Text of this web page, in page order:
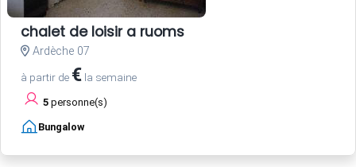
chalet de loisir a ruoms
Ardèche 07
à partir de € la semaine
5 personne(s)
Bungalow